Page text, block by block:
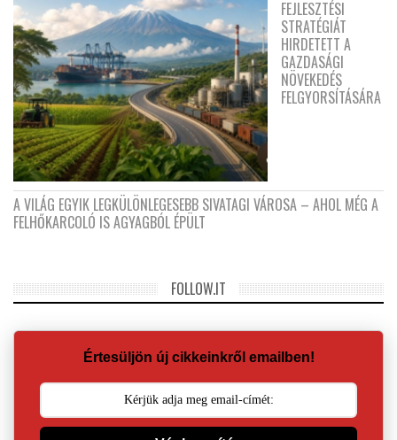
FEJLESZTÉSI
STRATÉGIÁT
HIRDETETT A
GAZDASÁGI
NÖVEKEDÉS
FELGYORSÍTÁSÁRA
A VILÁG EGYIK LEGKÜLÖNLEGESEBB SIVATAGI VÁROSA – AHOL MÉG A
FELHŐKARCOLÓ IS AGYAGBÓL ÉPÜLT
FOLLOW.IT
Értesüljön új cikkeinkről emailben!